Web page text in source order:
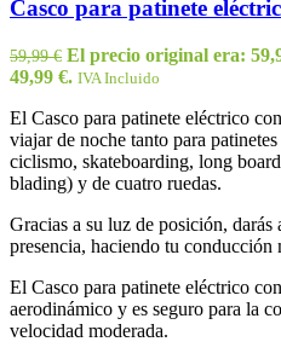
Casco para patinete
59,99€ El precio original era:
49,99 €. IVA Incluido
El Casco para patinete eléctrico
viajar de noche tanto para
ciclismo, skateboarding, long
blading) y de cuatro ruedas.
Gracias a su luz de posición, darás
presencia, haciendo tu conducción
El Casco para patinete eléctrico
aerodinámico y es seguro para la
velocidad moderada.